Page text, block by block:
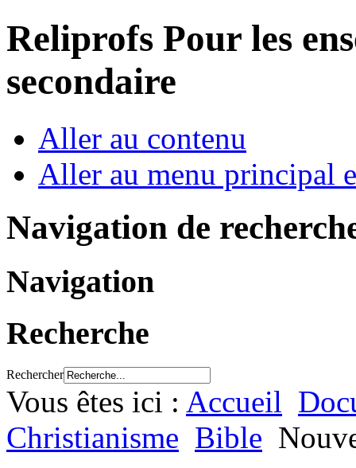
Reliprofs Pour les
secondaire
Aller au contenu
Aller au menu principal
Navigation de
Navigation
Recherche
Rechercher
Vous êtes ici : Accueil
Christianisme Bible